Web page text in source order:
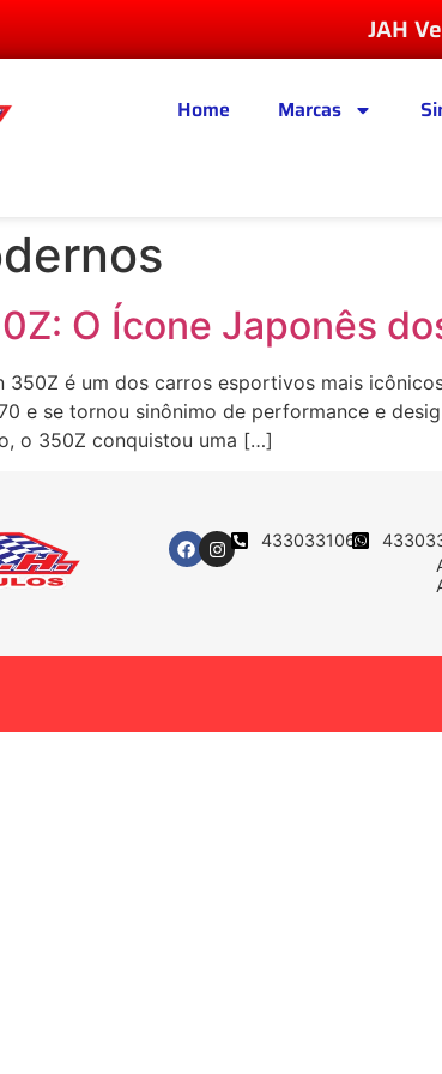
JAH
Home Marcas
O Ícone Japonês
350Z é um dos carros esportivos mais
e se tornou sinônimo de performance e
o 350Z conquistou uma […]
4330331062